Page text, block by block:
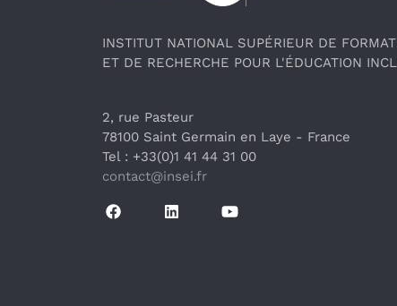
INSTITUT NATIONAL SUPÉRIEUR DE
ET DE RECHERCHE POUR L'ÉDUCATION
2, rue Pasteur
78100 Saint Germain en Laye - France
Tel : +33(0)1 41 44 31 00
contact@insei.fr